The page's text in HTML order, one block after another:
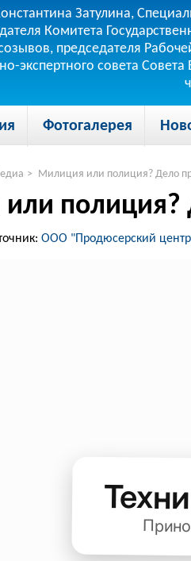
Затулина,
Комитета
председателя
экспертного совета
Фотогалерея
> Милиция или полиция? Дело
полиция?
ООО "Продюсерский